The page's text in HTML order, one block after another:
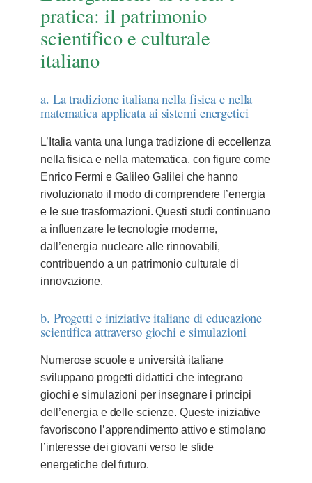
pratica: il patrimonio
scientifico e culturale
italiano
a. La tradizione italiana nella fisica e nella
matematica applicata ai sistemi energetici
L’Italia vanta una lunga tradizione di eccellenza
nella fisica e nella matematica, con figure come
Enrico Fermi e Galileo Galilei che hanno
rivoluzionato il modo di comprendere l’energia
e le sue trasformazioni. Questi studi continuano
a influenzare le tecnologie moderne,
dall’energia nucleare alle rinnovabili,
contribuendo a un patrimonio culturale di
innovazione.
b. Progetti e iniziative italiane di educazione
scientifica attraverso giochi e simulazioni
Numerose scuole e università italiane
sviluppano progetti didattici che integrano
giochi e simulazioni per insegnare i principi
dell’energia e delle scienze. Queste iniziative
favoriscono l’apprendimento attivo e stimolano
l’interesse dei giovani verso le sfide
energetiche del futuro.